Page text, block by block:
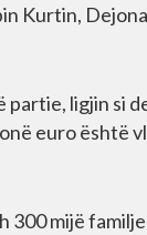
Kurtin,
ligjin si
euro është
mijë